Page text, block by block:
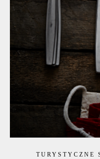
TURYSTYCZNE